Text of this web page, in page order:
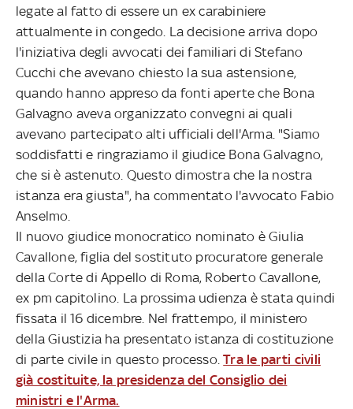
legate al fatto di essere un ex carabiniere
attualmente in congedo. La decisione arriva dopo
l'iniziativa degli avvocati dei familiari di Stefano
Cucchi che avevano chiesto la sua astensione,
quando hanno appreso da fonti aperte che Bona
Galvagno aveva organizzato convegni ai quali
avevano partecipato alti ufficiali dell'Arma. "Siamo
soddisfatti e ringraziamo il giudice Bona Galvagno,
che si è astenuto. Questo dimostra che la nostra
istanza era giusta", ha commentato l'avvocato Fabio
Anselmo.
Il nuovo giudice monocratico nominato è Giulia
Cavallone, figlia del sostituto procuratore generale
della Corte di Appello di Roma, Roberto Cavallone,
ex pm capitolino. La prossima udienza è stata quindi
fissata il 16 dicembre. Nel frattempo, il ministero
della Giustizia ha presentato istanza di costituzione
di parte civile in questo processo.Tra le parti civili
già costituite, la presidenza del Consiglio dei
ministri e l'Arma.